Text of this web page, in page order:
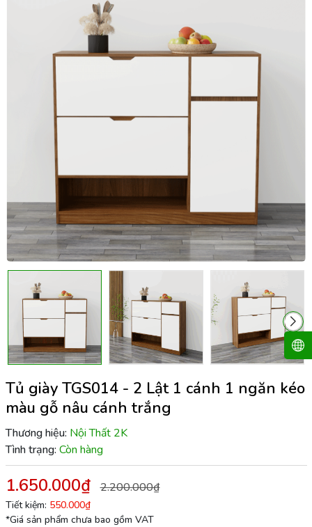
Tủ giày TGS014 - 2 Lật 1 cánh 1 ngăn kéo
màu gỗ nâu cánh trắng
Thương hiệu: Nội Thất 2K
Tình trạng: Còn hàng
1.650.000₫ 2.200.000₫
Tiết kiệm: 550.000₫
*Giá sản phẩm chưa bao gồm VAT